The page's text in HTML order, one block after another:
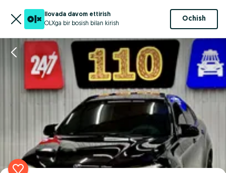
Ilovada davom ettirish
OLXga bir bosish bilan kirish
Ochish